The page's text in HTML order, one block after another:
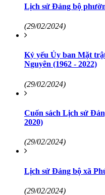
Lịch sử Đảng bộ
(29/02/2024)
Kỷ yếu Ủy ban Mặt
Nguyên (1962 - 2022)
(29/02/2024)
Cuốn sách Lịch sử
2020)
(29/02/2024)
Lịch sử Đảng bộ xã
(29/02/2024)